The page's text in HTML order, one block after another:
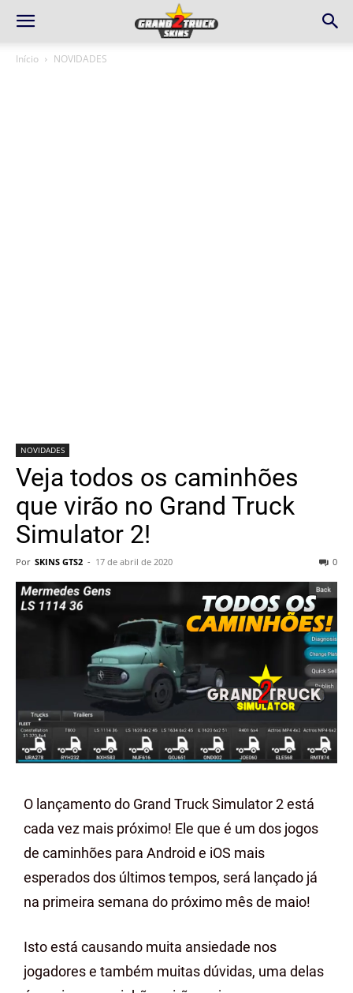
Início NOVIDADES
NOVIDADES
Veja todos os caminhões
que virão no Grand Truck
Simulator 2!
Por SKINS GTS2 - 17 de abril de 2020 0
O lançamento do Grand Truck Simulator 2 está
cada vez mais próximo! Ele que é um dos jogos
de caminhões para Android e iOS mais
esperados dos últimos tempos, será lançado já
na primeira semana do próximo mês de maio!
Isto está causando muita ansiedade nos
jogadores e também muitas dúvidas, uma delas